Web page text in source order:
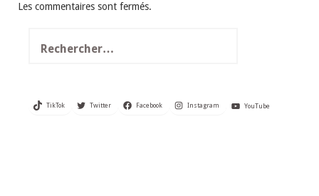
Les commentaires sont fermés.
TikTok Twitter Facebook Instagram YouTube